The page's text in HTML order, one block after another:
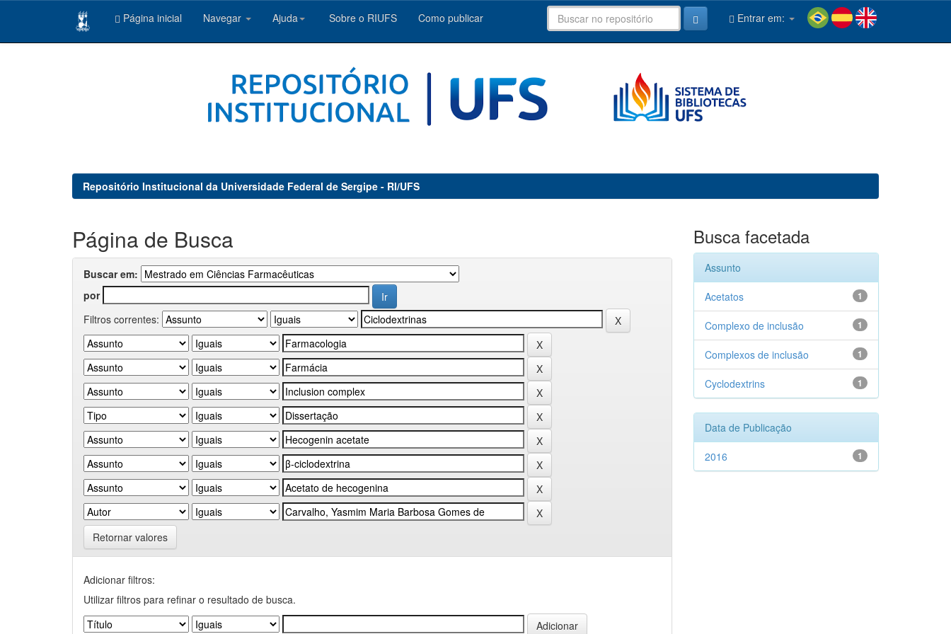
Página inicial Navegar Ajuda Sobre o RIUFS Como publicar Entrar em:
Repositório Institucional da Universidade Federal de Sergipe - RI/UFS
Página de Busca
Buscar em:
por
Filtros correntes:
Retornar valores
Adicionar filtros:
Utilizar filtros para refinar o resultado de busca.
Busca facetada
Assunto
1
Acetatos
1
Complexo de inclusão
1
Complexos de inclusão
1
Cyclodextrins
Data de Publicação
1
2016